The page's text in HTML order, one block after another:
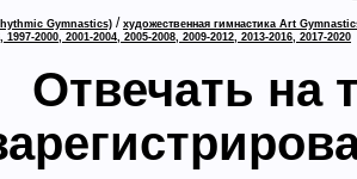
Gymnastics) / художественная гимнастика Art
1997-2000, 2001-2004, 2005-2008, 2009-2012, 2013-2016, 2017-2020
Отвечать на